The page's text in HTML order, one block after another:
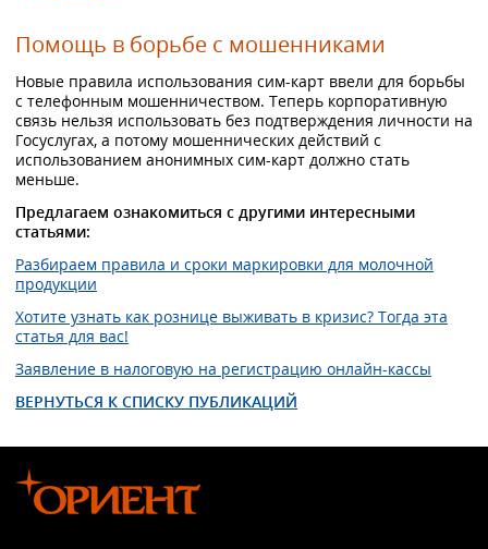
Помощь в борьбе с мошенниками
Новые правила использования сим-карт ввели для борьбы
с телефонным мошенничеством. Теперь корпоративную
связь нельзя использовать без подтверждения личности на
Госуслугах, а потому мошеннических действий с
использованием анонимных сим-карт должно стать
меньше.
Предлагаем ознакомиться с другими интересными
статьями:
Разбираем правила и сроки маркировки для молочной
продукции
Хотите узнать как рознице выживать в кризис? Тогда эта
статья для вас!
Заявление в налоговую на регистрацию онлайн-кассы
ВЕРНУТЬСЯ К СПИСКУ ПУБЛИКАЦИЙ